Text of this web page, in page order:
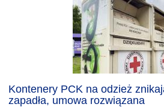
Kontenery PCK na odzież
zapadła, umowa rozwiązana